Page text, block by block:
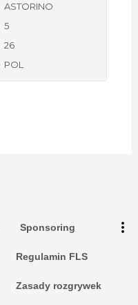
ASTORINO
5
26
POL
Sponsoring
Regulamin FLS
Zasady rozgrywek
more_vert
Search